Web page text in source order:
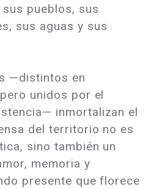
pueblos, sus
sus aguas y sus
—distintos en
unidos por el
inmortalizan el
del territorio no es
sino también un
memoria y
presente que florece